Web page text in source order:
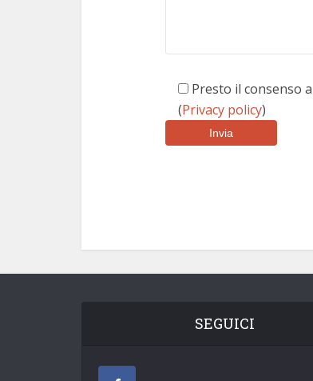
Presto il consenso
(Privacy policy)
SEGUICI